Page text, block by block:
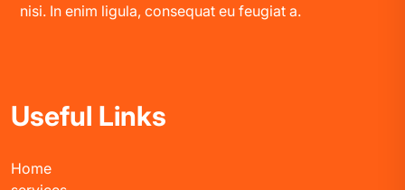
nisi. In enim ligula, consequat eu feugiat a.
Useful Links
Home